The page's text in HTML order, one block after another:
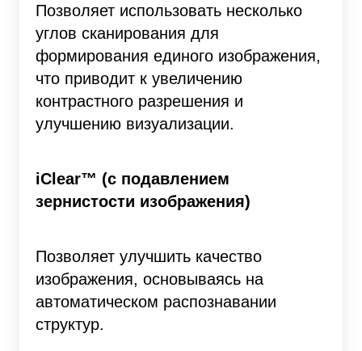
Позволяет использовать несколько
углов сканирования для
формирования единого изображения,
что приводит к увеличению
контрастного разрешения и
улучшению визуализации.
iClear™ (с подавлением
зернистости изображения)
Позволяет улучшить качество
изображения, основываясь на
автоматическом распознавании
структур.